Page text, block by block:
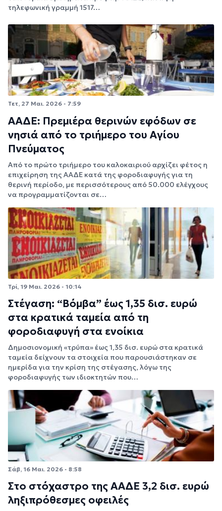
τηλεφωνική γραμμή 1517…
Τετ, 27 Μαι. 2026 - 7:59
ΑΑΔΕ: Πρεμιέρα θερινών εφόδων σε
νησιά από το τριήμερο του Αγίου
Πνεύματος
Από το πρώτο τριήμερο του καλοκαιριού αρχίζει φέτος η
επιχείρηση της ΑΑΔΕ κατά της φοροδιαφυγής για τη
θερινή περίοδο, με περισσότερους από 50.000 ελέγχους
να προγραμματίζονται σε…
Τρί, 19 Μαι. 2026 - 10:14
Στέγαση: “Βόμβα” έως 1,35 δισ. ευρώ
στα κρατικά ταμεία από τη
φοροδιαφυγή στα ενοίκια
Δημοσιονομική «τρύπα» έως 1,35 δισ. ευρώ στα κρατικά
ταμεία δείχνουν τα στοιχεία που παρουσιάστηκαν σε
ημερίδα για την κρίση της στέγασης, λόγω της
φοροδιαφυγής των ιδιοκτητών που…
Σάβ, 16 Μαι. 2026 - 8:58
Στο στόχαστρο της ΑΑΔΕ 3,2 δισ. ευρώ
ληξιπρόθεσμες οφειλές